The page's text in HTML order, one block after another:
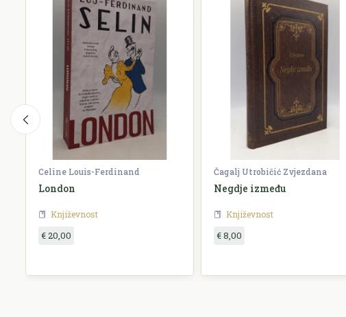
Celine Louis-Ferdinand
London
Književnost
€ 20,00
Čagalj Utrobičić Zvjezdana
Negdje između
Književnost
€ 8,00